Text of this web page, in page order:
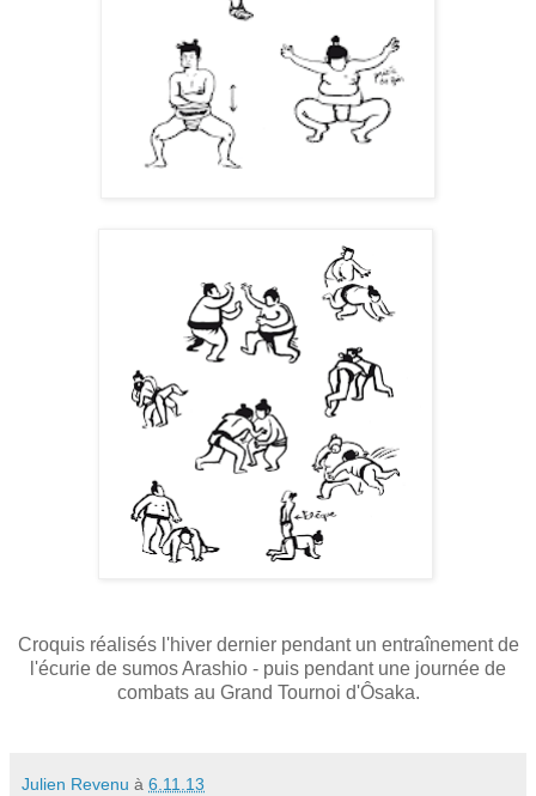
Croquis réalisés l'hiver dernier pendant un entraînement de
l'écurie de sumos Arashio - puis pendant une journée de
combats au Grand Tournoi d'Ôsaka.
Julien Revenu à 6.11.13